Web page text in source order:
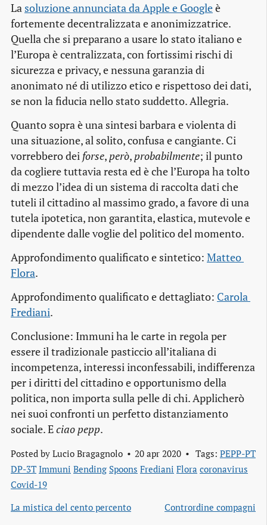
La soluzione annunciata da Apple e Googleè
fortemente decentralizzata e anonimizzatrice.
Quella che si preparano a usare lo stato italiano e
l’Europa è centralizzata, con fortissimi rischi di
sicurezza e privacy, e nessuna garanzia di
anonimato né di utilizzo etico e rispettoso dei dati,
se non la fiducia nello stato suddetto. Allegria.
Quanto sopra è una sintesi barbara e violenta di
una situazione, al solito, confusa e cangiante. Ci
vorrebbero dei forse, però, probabilmente; il punto
da cogliere tuttavia resta ed è che l’Europa ha tolto
di mezzo l’idea di un sistema di raccolta dati che
tuteli il cittadino al massimo grado, a favore di una
tutela ipotetica, non garantita, elastica, mutevole e
dipendente dalle voglie del politico del momento.
Approfondimento qualificato e sintetico: Matteo
Flora.
Approfondimento qualificato e dettagliato: Carola
Frediani.
Conclusione: Immuni ha le carte in regola per
essere il tradizionale pasticcio all’italiana di
incompetenza, interessi inconfessabili, indifferenza
per i diritti del cittadino e opportunismo della
politica, non importa sulla pelle di chi. Applicherò
nei suoi confronti un perfetto distanziamento
sociale. Eciao pepp.
Posted by Lucio Bragagnolo 20 apr 2020 Tags: PEPP-PT
DP-3T Immuni Bending Spoons Frediani Flora coronavirus
Covid-19
La mistica del cento percento
Contrordine compagni